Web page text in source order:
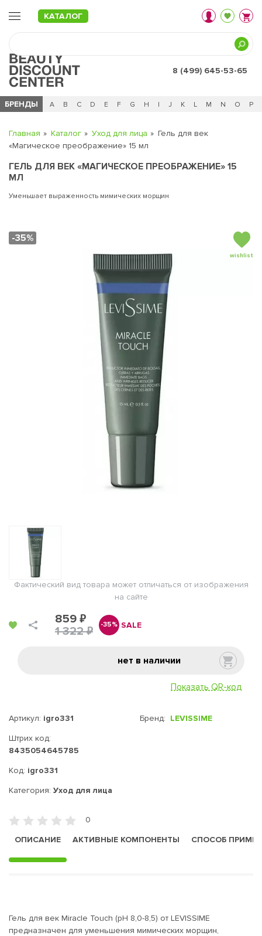
КАТАЛОГ
8 (499) 645-53-65
БРЕНДЫ
Ч 0 - 9 A B C D E F G H I J K L M N O P
Главная Каталог Уход для лица
Гель для век
«Магическое преображение» 15 мл
ГЕЛЬ ДЛЯ ВЕК «МАГИЧЕСКОЕ ПРЕОБРАЖЕНИЕ» 15
МЛ
Уменьшает выраженность мимических морщин
-35%
wishlist
Фактический вид товара может отличаться от изображения
на сайте
859 ₽
1 322 ₽
-35% SALE
нет в наличии
Показать QR-код
Артикул: igro331
Штрих код:
8435054645785
Код: igro331
Бренд: LEVISSIME
Категория: Уход для лица
0
ОПИСАНИЕ
АКТИВНЫЕ КОМПОНЕНТЫ СПОСОБ
Гель для век Miracle Touch (pH 8,0-8,5) от LEVISSIME
предназначен для уменьшения мимических морщин,